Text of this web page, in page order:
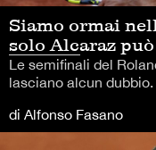
Siamo ormai
solo Alcaraz
Le semifinali del
lasciano alcun dubbio.
di Alfonso Fasano